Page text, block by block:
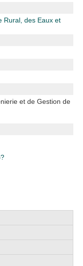
Rural, des Eaux et
et de Gestion de